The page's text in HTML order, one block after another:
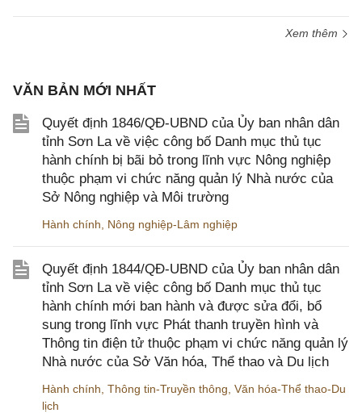
Xem thêm
VĂN BẢN MỚI NHẤT
Quyết định 1846/QĐ-UBND của Ủy ban nhân dân
tỉnh Sơn La về việc công bố Danh mục thủ tục
hành chính bị bãi bỏ trong lĩnh vực Nông nghiệp
thuộc phạm vi chức năng quản lý Nhà nước của
Sở Nông nghiệp và Môi trường
Hành chính Nông nghiệp-Lâm nghiệp
Quyết định 1844/QĐ-UBND của Ủy ban nhân dân
tỉnh Sơn La về việc công bố Danh mục thủ tục
hành chính mới ban hành và được sửa đổi, bổ
sung trong lĩnh vực Phát thanh truyền hình và
Thông tin điện tử thuộc phạm vi chức năng quản lý
Nhà nước của Sở Văn hóa, Thể thao và Du lịch
Hành chính Thông tin-Truyền thông Văn hóa-Thể thao-Du
lịch